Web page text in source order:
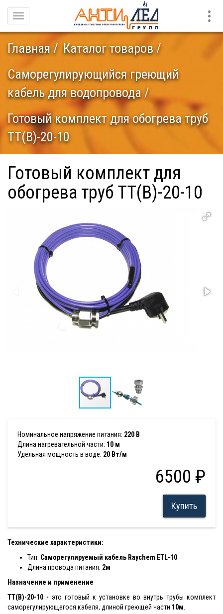
Навигация
Главная
Каталог товаров
Саморегулирующийся греющий
кабель для водопровода
Готовый комплект для обогрева труб
TT(В)-20-10
Готовый комплект для
обогрева труб TT(В)-20-10
Номинальное напряжение питания: 220 В
Длина нагревательной части: 10 м
Удельная мощность в воде: 20 Вт/м
6500 ₽
Купить
Технические характеристики:
Тип: Саморегулируемый кабель Raychem ETL-10
Длина провода питания: 2м
Назначение и применение
TT(В)-20-10 - это готовый к установке во внутрь трубы комплект
саморегулирующегося кабеля, длиной греющей части 10м